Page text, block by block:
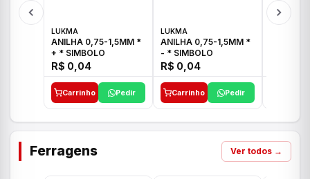
LUKMA
ANILHA 0,75-1,5MM *
+ * SIMBOLO
R$ 0,04
Carrinho Pedir
LUKMA
ANILHA 0,75-1,5MM *
- * SIMBOLO
R$ 0,04
Carrinho Pedir
Ferragens Ver todos →